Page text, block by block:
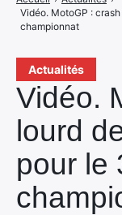
Actualités
Vidéo.
lourd
pour le
Vidéo. MotoGP :
championnat